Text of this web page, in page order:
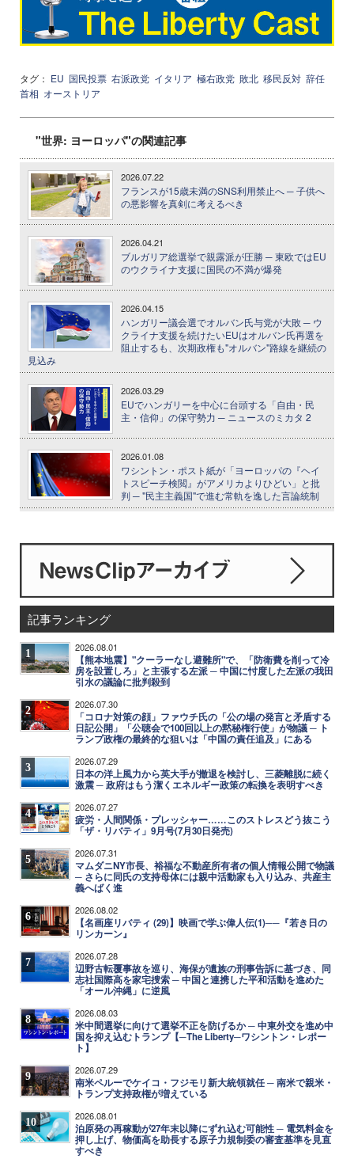
タグ： EU 国民投票 右派政党 イタリア 極右政党 敗北 移民反対 辞任
首相 オーストリア
"世界: ヨーロッパ"の関連記事
2026.07.22
フランスが15歳未満のSNS利用禁止へ ─ 子供へ
の悪影響を真剣に考えるべき
2026.04.21
ブルガリア総選挙で親露派が圧勝 ─ 東欧ではEU
のウクライナ支援に国民の不満が爆発
2026.04.15
ハンガリー議会選でオルバン氏与党が大敗 ─ ウ
クライナ支援を続けたいEUはオルバン氏再選を
阻止するも、次期政権も"オルバン"路線を継続の
見込み
2026.03.29
EUでハンガリーを中心に台頭する「自由・民
主・信仰」の保守勢力 ─ ニュースのミカタ 2
2026.01.08
ワシントン・ポスト紙が「ヨーロッパの『ヘイ
トスピーチ検閲』がアメリカよりひどい」と批
判 ─ "民主主義国"で進む常軌を逸した言論統制
記事ランキング
1 2026.08.01
【熊本地震】"クーラーなし避難所"で、「防衛費を削って冷
房を設置しろ」と主張する左派 ─ 中国に忖度した左派の我田
引水の議論に批判殺到
2 2026.07.30
「コロナ対策の顔」ファウチ氏の「公の場の発言と矛盾する
日記公開」「公聴会で100回以上の黙秘権行使」が物議 ─ ト
ランプ政権の最終的な狙いは「中国の責任追及」にある
3 2026.07.29
日本の洋上風力から英大手が撤退を検討し、三菱離脱に続く
激震 ─ 政府はもう潔くエネルギー政策の転換を表明すべき
4 2026.07.27
疲労・人間関係・プレッシャー……このストレスどう抜こう
「ザ・リバティ」9月号(7月30日発売)
5 2026.07.31
マムダニNY市長、裕福な不動産所有者の個人情報公開で物議
─ さらに同氏の支持母体には親中活動家も入り込み、共産主
義へばく進
6 2026.08.02
【名画座リバティ (29)】映画で学ぶ偉人伝(1)──『若き日の
リンカーン』
7 2026.07.28
辺野古転覆事故を巡り、海保が遺族の刑事告訴に基づき、同
志社国際高を家宅捜索 ─ 中国と連携した平和活動を進めた
「オール沖縄」に逆風
8 2026.08.03
米中間選挙に向けて選挙不正を防げるか ─ 中東外交を進め中
国を抑え込むトランプ【─The Liberty─ワシントン・レポー
ト】
9 2026.07.29
南米ペルーでケイコ・フジモリ新大統領就任 ─ 南米で親米・
トランプ支持政権が増えている
10 2026.08.01
泊原発の再稼動が27年末以降にずれ込む可能性 ─ 電気料金を
押し上げ、物価高を助長する原子力規制委の審査基準を見直
すべき